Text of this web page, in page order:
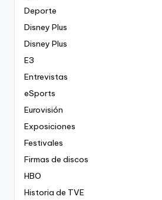
Deporte
Disney Plus
Disney Plus
E3
Entrevistas
eSports
Eurovisión
Exposiciones
Festivales
Firmas de discos
HBO
Historia de TVE